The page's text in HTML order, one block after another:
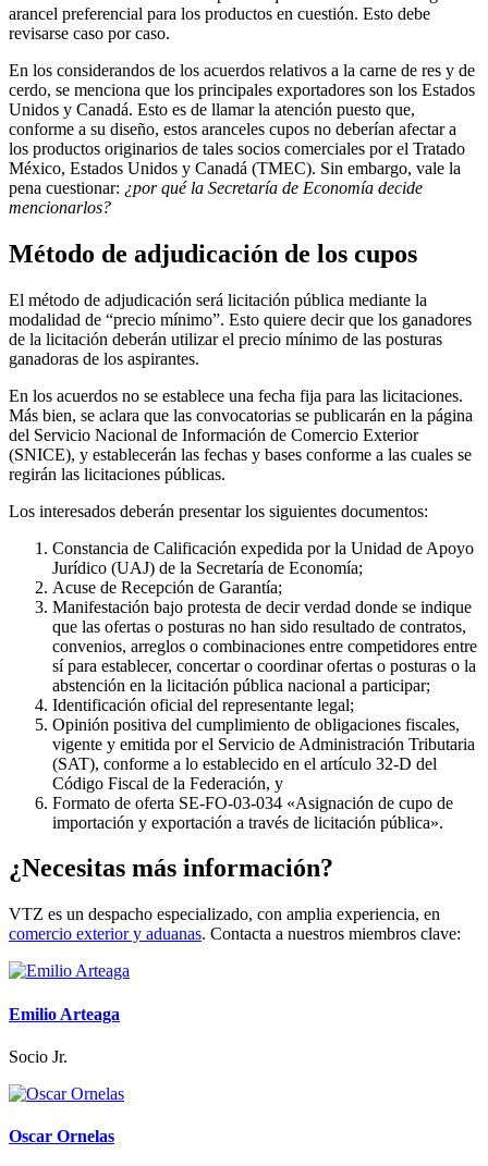
arancel preferencial para los productos en cuestión. Esto debe
revisarse caso por caso.
En los considerandos de los acuerdos relativos a la carne de res y de
cerdo, se menciona que los principales exportadores son los Estados
Unidos y Canadá. Esto es de llamar la atención puesto que,
conforme a su diseño, estos aranceles cupos no deberían afectar a
los productos originarios de tales socios comerciales por el Tratado
México, Estados Unidos y Canadá (TMEC). Sin embargo, vale la
pena cuestionar: ¿por qué la Secretaría de Economía decide
mencionarlos?
Método de adjudicación de los cupos
El método de adjudicación será licitación pública mediante la
modalidad de “precio mínimo”. Esto quiere decir que los ganadores
de la licitación deberán utilizar el precio mínimo de las posturas
ganadoras de los aspirantes.
En los acuerdos no se establece una fecha fija para las licitaciones.
Más bien, se aclara que las convocatorias se publicarán en la página
del Servicio Nacional de Información de Comercio Exterior
(SNICE), y establecerán las fechas y bases conforme a las cuales se
regirán las licitaciones públicas.
Los interesados deberán presentar los siguientes documentos:
Constancia de Calificación expedida por la Unidad de Apoyo
Jurídico (UAJ) de la Secretaría de Economía;
Acuse de Recepción de Garantía;
Manifestación bajo protesta de decir verdad donde se indique
que las ofertas o posturas no han sido resultado de contratos,
convenios, arreglos o combinaciones entre competidores entre
sí para establecer, concertar o coordinar ofertas o posturas o la
abstención en la licitación pública nacional a participar;
Identificación oficial del representante legal;
Opinión positiva del cumplimiento de obligaciones fiscales,
vigente y emitida por el Servicio de Administración Tributaria
(SAT), conforme a lo establecido en el artículo 32-D del
Código Fiscal de la Federación, y
Formato de oferta SE-FO-03-034 «Asignación de cupo de
importación y exportación a través de licitación pública».
¿Necesitas más información?
VTZ es un despacho especializado, con amplia experiencia, en
comercio exterior y aduanas. Contacta a nuestros miembros clave:
Emilio Arteaga
Socio Jr.
Oscar Ornelas